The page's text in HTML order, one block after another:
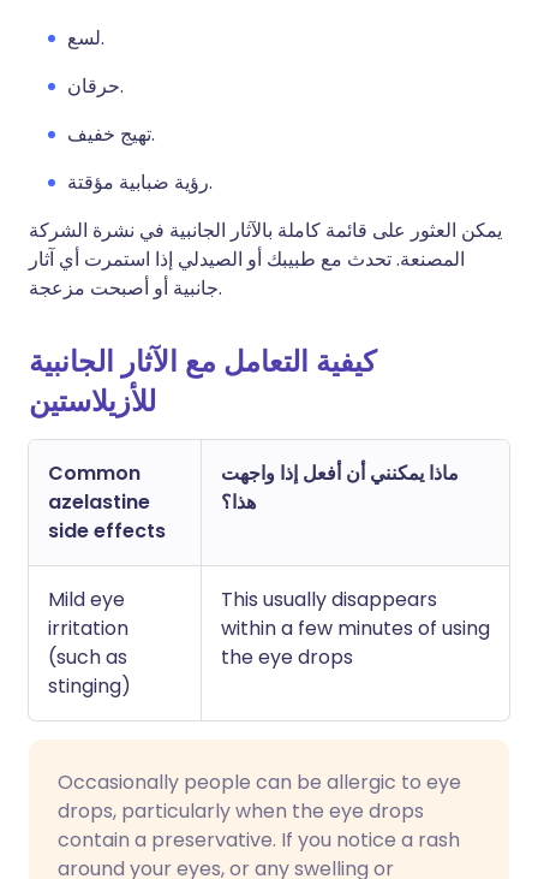
لسع.
حرقان.
تهيج خفيف.
رؤية ضبابية مؤقتة.
يمكن العثور على قائمة كاملة بالآثار الجانبية في نشرة الشركة
المصنعة. تحدث مع طبيبك أو الصيدلي إذا استمرت أي آثار
جانبية أو أصبحت مزعجة.
كيفية التعامل مع الآثار الجانبية
للأزيلاستين
Common
azelastine
side effects
ماذا يمكنني أن أفعل إذا واجهت
هذا؟
Mild eye
irritation
(such as
stinging)
This usually disappears
within a few minutes of using
the eye drops
Occasionally people can be allergic to eye
drops, particularly when the eye drops
contain a preservative. If you notice a rash
around your eyes, or any swelling or